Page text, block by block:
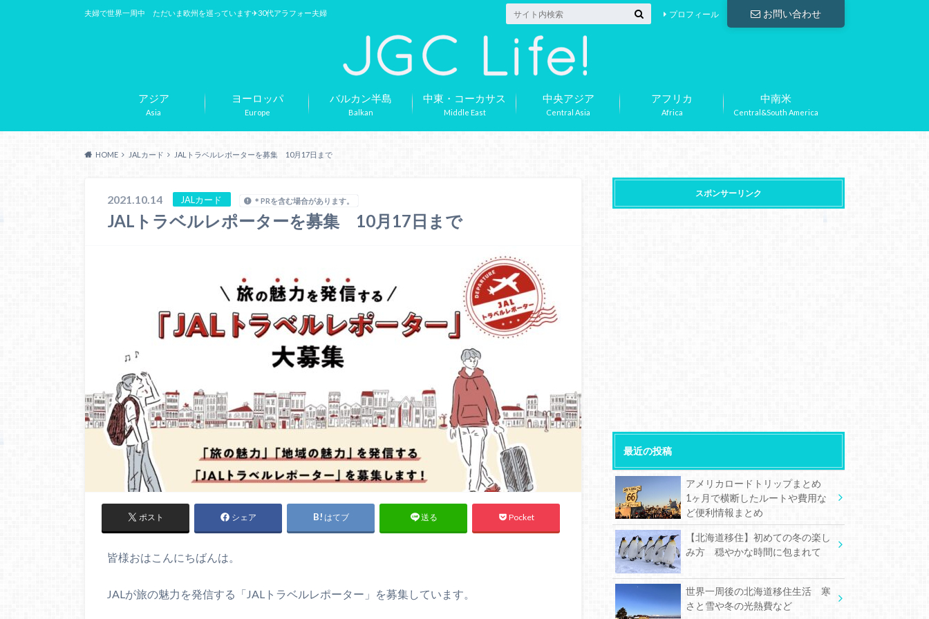
夫婦で世界一周中 ただいま欧州を巡っています✈︎30代アラフォー夫婦 お問い合わせ
プロフィール
Asia
アジア
Europe
ヨーロッパ
Balkan
バルカン半島
Middle East
中東・コーカサス
Central Asia
中央アジア
Africa
アフリカ
Central&South America
中南米
HOME JALカード JALトラベルレポーターを募集 10月17日まで
2021.10.14 JALカード ＊PRを含む場合があります。
JALトラベルレポーターを募集 10月17日まで
ポスト シェア はてブ 送る Pocket
皆様おはこんにちばんは。
JALが旅の魅力を発信する「JALトラベルレポーター」を募集しています。
スポンサーリンク
最近の投稿
アメリカロードトリップまとめ
1ヶ月で横断したルートや費用な
ど便利情報まとめ
【北海道移住】初めての冬の楽し
み方 穏やかな時間に包まれて
世界一周後の北海道移住生活 寒
さと雪や冬の光熱費など